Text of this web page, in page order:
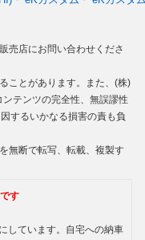
売店にお問い合わせくださ
ことがあります。また、(株)
テンツの完全性、無誤謬性
するいかなる損害の責も負
無断で転写、転載、複製す
す
しています。自宅への納車